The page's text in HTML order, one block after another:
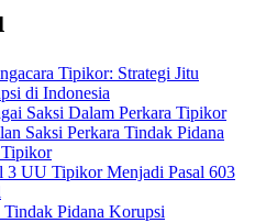
Tipikor: Strategi Jitu
di Indonesia
Saksi Dalam Perkara Tipikor
Saksi Perkara Tindak Pidana
Tipikor
3 UU Tipikor Menjadi Pasal 603
Pidana Korupsi